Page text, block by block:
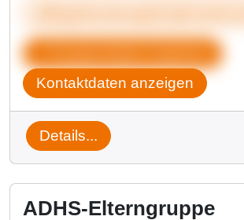
Kontaktdaten anzeigen
Details...
ADHS-Elterngruppe